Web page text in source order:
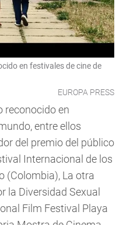
en festivales de cine de
EUROPA PRESS
reconocido en
entre ellos
del premio del público
Internacional de los
(Colombia), La otra
la Diversidad Sexual
Film Festival Playa